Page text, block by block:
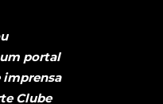
portal
imprensa
Clube